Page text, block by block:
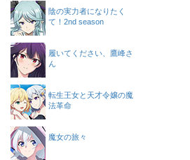
陰の実力者になりたく
て！2nd season
履いてください、鷹峰さ
ん
転生王女と天才令嬢の魔
法革命
魔女の旅々